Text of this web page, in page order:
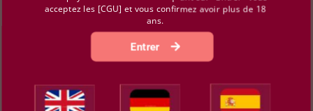
acceptez les [CGU] et vous confirmez avoir plus de 18
ans.
Entrer